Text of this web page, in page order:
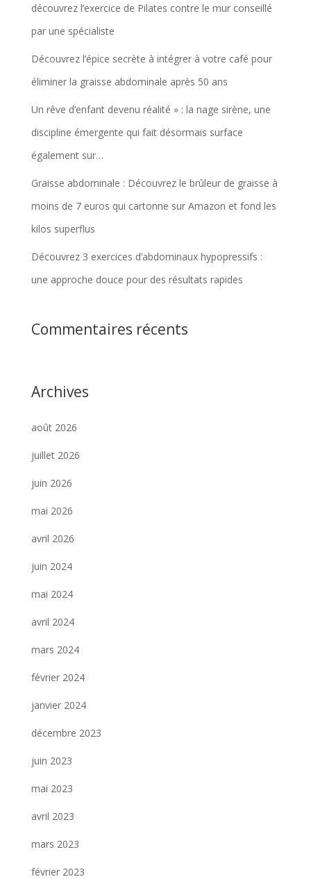
découvrez l’exercice de Pilates contre le mur conseillé
par une spécialiste
Découvrez l’épice secrète à intégrer à votre café pour
éliminer la graisse abdominale après 50 ans
Un rêve d’enfant devenu réalité » : la nage sirène, une
discipline émergente qui fait désormais surface
également sur…
Graisse abdominale : Découvrez le brûleur de graisse à
moins de 7 euros qui cartonne sur Amazon et fond les
kilos superflus
Découvrez 3 exercices d’abdominaux hypopressifs :
une approche douce pour des résultats rapides
Commentaires récents
Archives
août 2026
juillet 2026
juin 2026
mai 2026
avril 2026
juin 2024
mai 2024
avril 2024
mars 2024
février 2024
janvier 2024
décembre 2023
juin 2023
mai 2023
avril 2023
mars 2023
février 2023